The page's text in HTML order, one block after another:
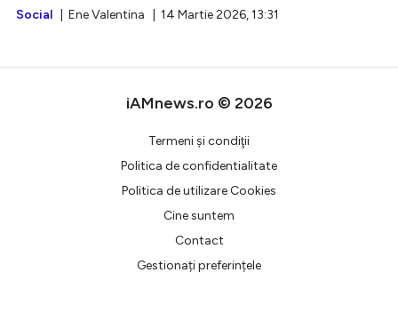
Social | Ene Valentina | 14 Martie 2026, 13:31
iAMnews.ro © 2026
Termeni şi condiţii
Politica de confidentialitate
Politica de utilizare Cookies
Cine suntem
Contact
Gestionați preferințele